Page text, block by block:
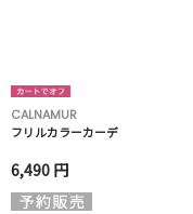
CALNAMUR
フリルカラーカーデ
6,490 円